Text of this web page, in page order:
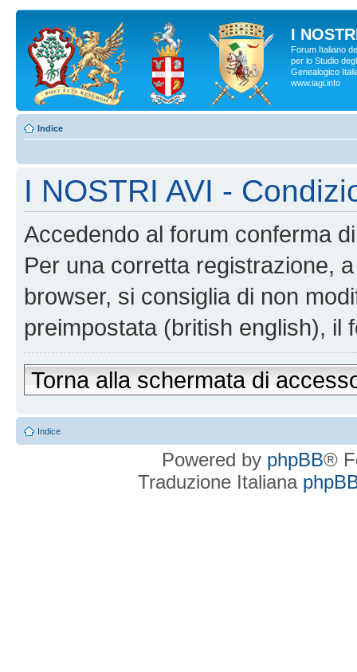
I
Forum Italiano
per lo Studio
Genealogico
www.iagi.info
Indice
I NOSTRI AVI -
Accedendo al forum conferma
Per una corretta registrazione,
browser, si consiglia di non
preimpostata (british english), il
Torna alla schermata di
Indice
Powered by phpBB®
Traduzione Italiana